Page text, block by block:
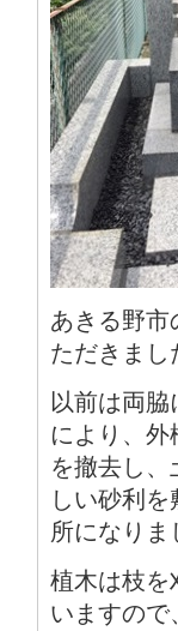
あきる野市
ただきまし
以前は両
により、
を撤去し
しい砂利
所になりま
植木は枝を
いますので